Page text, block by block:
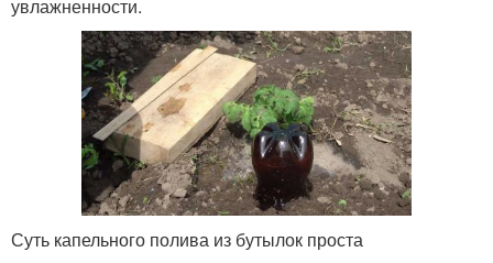
увлажненности.
Суть капельного полива из бутылок проста